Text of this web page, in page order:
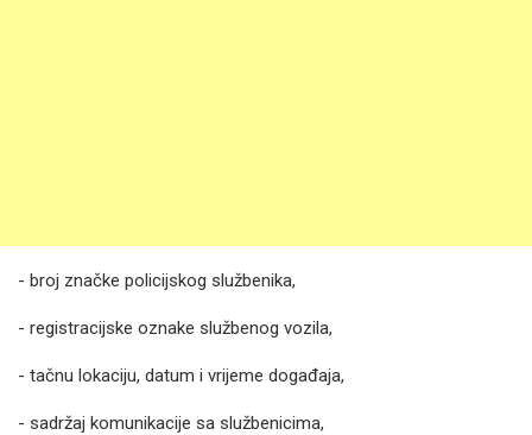
- broj značke policijskog službenika,
- registracijske oznake službenog vozila,
- tačnu lokaciju, datum i vrijeme događaja,
- sadržaj komunikacije sa službenicima,